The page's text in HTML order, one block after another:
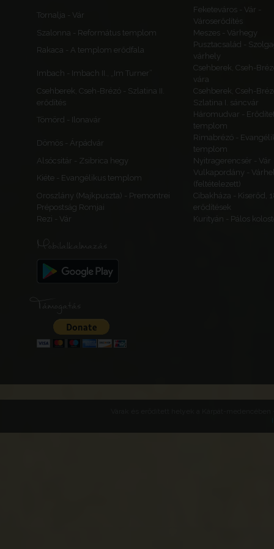
Tornalja - Vár
Feketeváros - Vár -
Városerődítés
Szalonna - Református templom
Meszes - Várhegy
Rakaca - A templom erődfala
Pusztacsalád -
várhely
Imbach - Imbach II., „Im Turner”
Csehberek, Cseh-
vára
Csehberek, Cseh-Brézó - Szlatina II.
erődítés
Csehberek, Cseh-
Szlatina I. sáncvár
Tömörd - Ilonavár
Háromudvar -
templom
Dömös - Árpádvár
Rimabrézó -
templom
Alsócsitár - Zsibrica hegy
Nyitragerencsér - Vár
Kiéte - Evangélikus templom
Vulkapordány -
(feltételezett)
Oroszlány (Majkpuszta) - Premontrei
Prépostság Romjai
Cibakháza - Kiserőd,
erődítések
Rezi - Vár
Kurityán - Pálos
Mobilalkalmazás
Támogatás